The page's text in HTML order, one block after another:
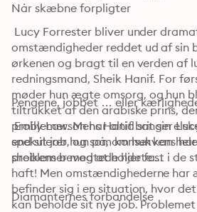
Når skæbne forpligter
Lucy Forrester bliver under
omstændigheder reddet ud af sin
ørkenen og bragt til en verden af
redningsmand, Sheik Hanif. For
møder hun ægte omsorg, og hun
tiltrukket af den arabiske prins,
problemer. Mens Hanif bringer
spekulerer hun på, om hun kan
sheikens bevogtede hjerte ...
Pengene, jobbet … eller
Emily Lawson har altid sat sin
end sit job, og som konsekvens
problemer med at holde fast i de
haft! Men omstændighederne har
befinder sig i en situation, hvor
kan beholde sit nye job.
Diamanternes forbandelse